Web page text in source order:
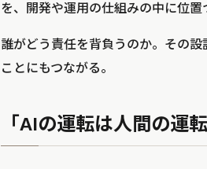
を、開発や運用の仕組みの中に位置
誰がどう責任を背負うのか。その
ことにもつながる。
「AIの運転は人間の運